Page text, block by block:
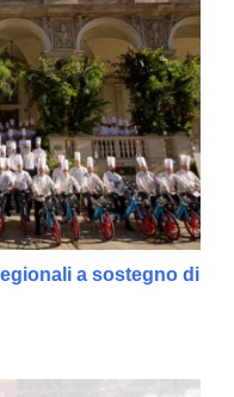
a sostegno di